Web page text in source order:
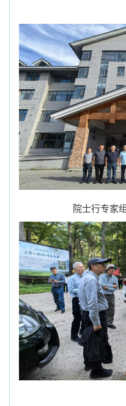
院士行专家